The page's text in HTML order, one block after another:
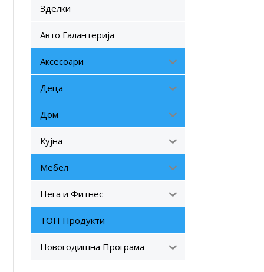
Зделки
Авто Галантерија
Аксесоари
Деца
Дом
Кујна
Мебел
Нега и Фитнес
ТОП Продукти
Новогодишна Програма